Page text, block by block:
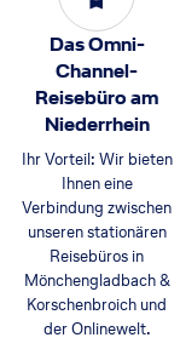
Das Omni-
Channel-
Reisebüro am
Niederrhein
Ihr Vorteil: Wir bieten
Ihnen eine
Verbindung zwischen
unseren stationären
Reisebüros in
Mönchengladbach &
Korschenbroich und
der Onlinewelt.